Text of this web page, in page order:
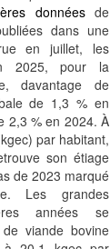
donnéesde
dans une
en juillet, les
2025, pour la
davantage de
de 1,3 % en
2,3 % en 2024. À
par habitant,
son étiage
de 2023 marqué
Les grandes
années se
viande bovine